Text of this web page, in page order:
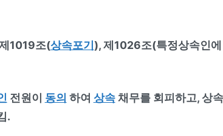
1019조(상속포기 ), 제1026조(특정상속인에
전원이 동의 하여 상속채무를 회피하고, 상
.